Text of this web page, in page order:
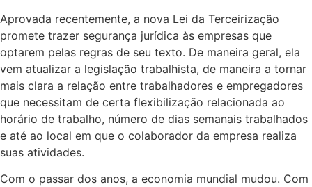
Aprovada recentemente, a nova Lei da Terceirização
promete trazer segurança jurídica às empresas que
optarem pelas regras de seu texto. De maneira geral, ela
vem atualizar a legislação trabalhista, de maneira a tornar
mais clara a relação entre trabalhadores e empregadores
que necessitam de certa flexibilização relacionada ao
horário de trabalho, número de dias semanais trabalhados
e até ao local em que o colaborador da empresa realiza
suas atividades.
Com o passar dos anos, a economia mundial mudou. Com